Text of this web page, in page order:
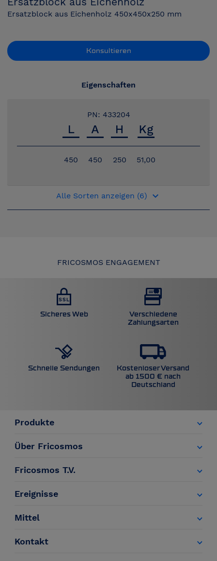
Ersatzblock aus Eichenholz 450x450x250 mm
Konsultieren
Eigenschaften
PN: 433204
450 450 250 51,00
Alle Sorten anzeigen (6) keyboard_arrow_down
FRICOSMOS ENGAGEMENT
Sicheres Web
Verschiedene
Zahlungsarten
Schnelle Sendungen
Kostenloser Versand
ab 1500 € nach
Deutschland
Produkte
Über Fricosmos
Fricosmos T.V.
Ereignisse
Mittel
Kontakt